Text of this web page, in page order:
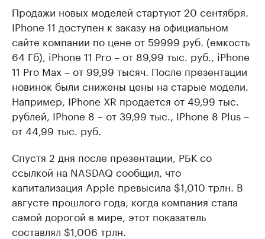
Продажи новых моделей стартуют 20 сентября.
IPhone 11 доступен к заказу на официальном
сайте компании по цене от 59999 руб. (емкость
64 Гб), iPhone 11 Pro – от 89,99 тыс. руб., iPhone
11 Pro Max – от 99,99 тысяч. После презентации
новинок были снижены цены на старые модели.
Например, IPhone XR продается от 49,99 тыс.
рублей, IPhone 8 – от 39,99 тыс., IPhone 8 Plus –
от 44,99 тыс. руб.
Спустя 2 дня после презентации, РБК со
ссылкой на NASDAQ сообщил, что
капитализация Apple превысила $1,010 трлн. В
августе прошлого года, когда компания стала
самой дорогой в мире, этот показатель
составлял $1,006 трлн.